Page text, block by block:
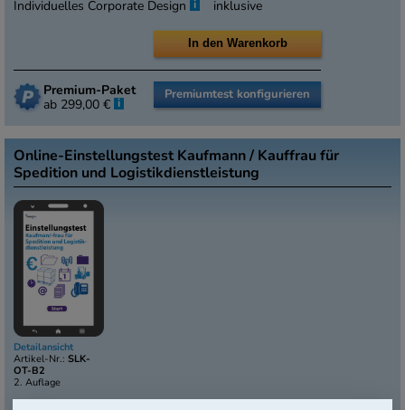
Individuelles Corporate Design i inklusive
Premium-Paket
ab 299,00 € i
Premiumtest konfigurieren
Online-Einstellungstest Kaufmann / Kauffrau für
Spedition und Logistikdienstleistung
Detailansicht
Artikel-Nr.: SLK-
OT-B2
2. Auflage